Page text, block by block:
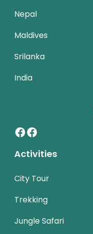
Nepal
Maldives
Srilanka
India
Facebook
Facebook
Activities
City Tour
Trekking
Jungle Safari